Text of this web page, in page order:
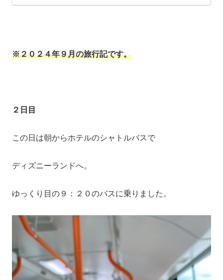
※２０２４年９月の旅行記です。
２日目
この日は朝からホテルのシャトルバスで
ディズニーランドへ。
ゆっくり目の９：２０のバスに乗りました。